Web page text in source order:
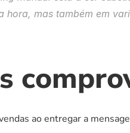
mas também em
ao entregar a